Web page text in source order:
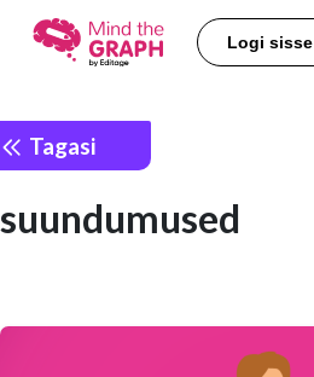
Logi sisse
Tagasi
suundumused